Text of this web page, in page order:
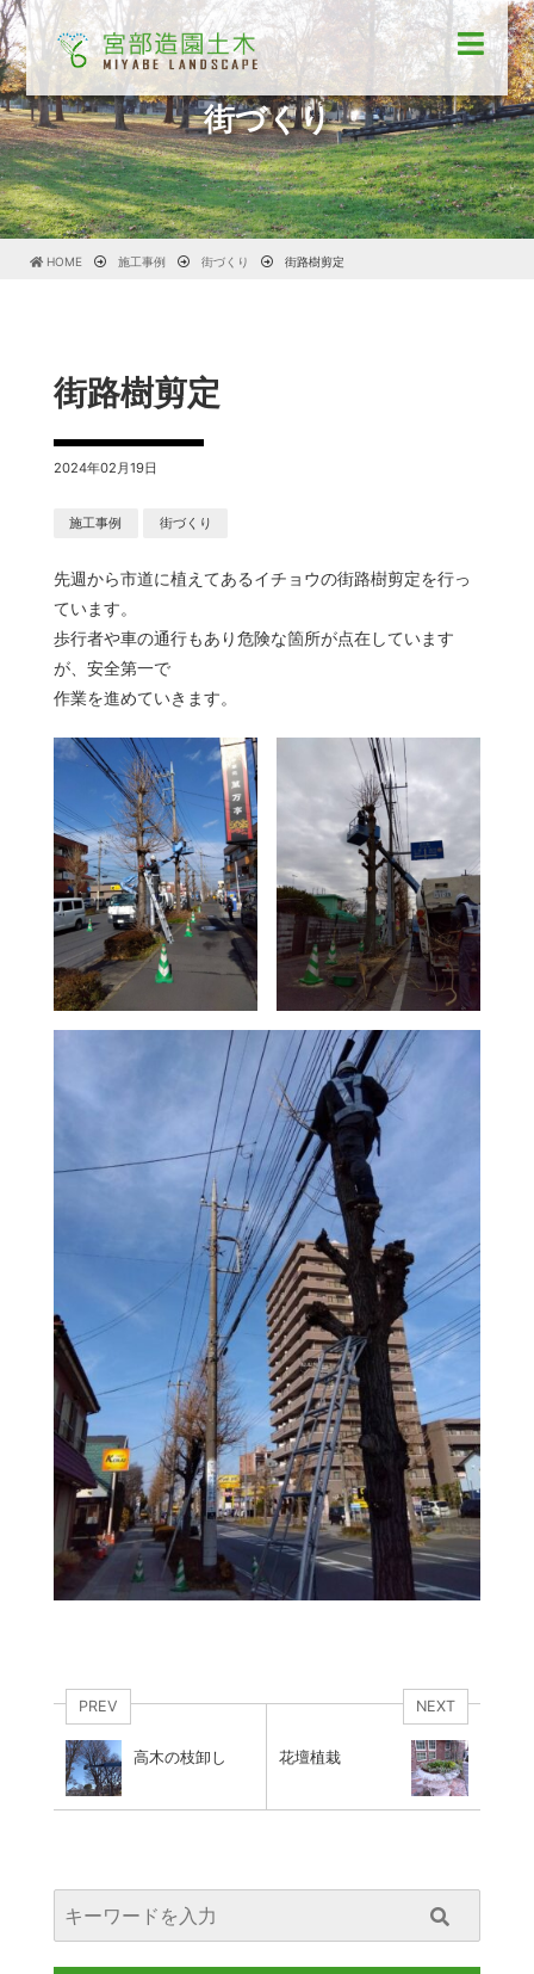
街づくり
HOME 施工事例 街づくり 街路樹剪定
街路樹剪定
2024年02月19日
施工事例 街づくり
先週から市道に植えてあるイチョウの街路樹剪定を行っ
ています。
歩行者や車の通行もあり危険な箇所が点在しています
が、安全第一で
作業を進めていきます。
PREV
高木の枝卸し
NEXT
花壇植栽